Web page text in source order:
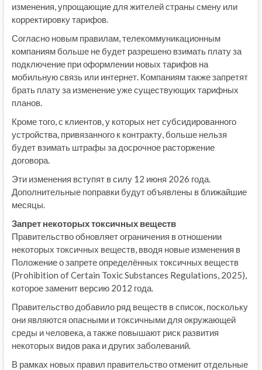
изменения, упрощающие для жителей страны смену или
корректировку тарифов.
Согласно новым правилам, телекоммуникационным
компаниям больше не будет разрешено взимать плату за
подключение при оформлении новых тарифов на
мобильную связь или интернет. Компаниям также запретят
брать плату за изменение уже существующих тарифных
планов.
Кроме того, с клиентов, у которых нет субсидированного
устройства, привязанного к контракту, больше нельзя
будет взимать штрафы за досрочное расторжение
договора.
Эти изменения вступят в силу 12 июня 2026 года.
Дополнительные поправки будут объявлены в ближайшие
месяцы.
Запрет некоторых токсичных веществ
Правительство обновляет ограничения в отношении
некоторых токсичных веществ, вводя новые изменения в
Положение о запрете определённых токсичных веществ
(Prohibition of Certain Toxic Substances Regulations, 2025),
которое заменит версию 2012 года.
Правительство добавило ряд веществ в список, поскольку
они являются опасными и токсичными для окружающей
среды и человека, а также повышают риск развития
некоторых видов рака и других заболеваний.
В рамках новых правил правительство отменит отдельные